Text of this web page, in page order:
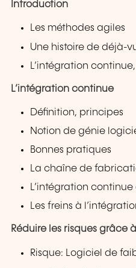
Introduction
Les méthodes agiles
Une histoire de déjà-
L’intégration
L’intégration continue
Définition, principes
Notion de génie
Bonnes pratiques
La chaîne de
L’intégration continue
Les freins à
Réduire les risques grâce
Risque: Logiciel de